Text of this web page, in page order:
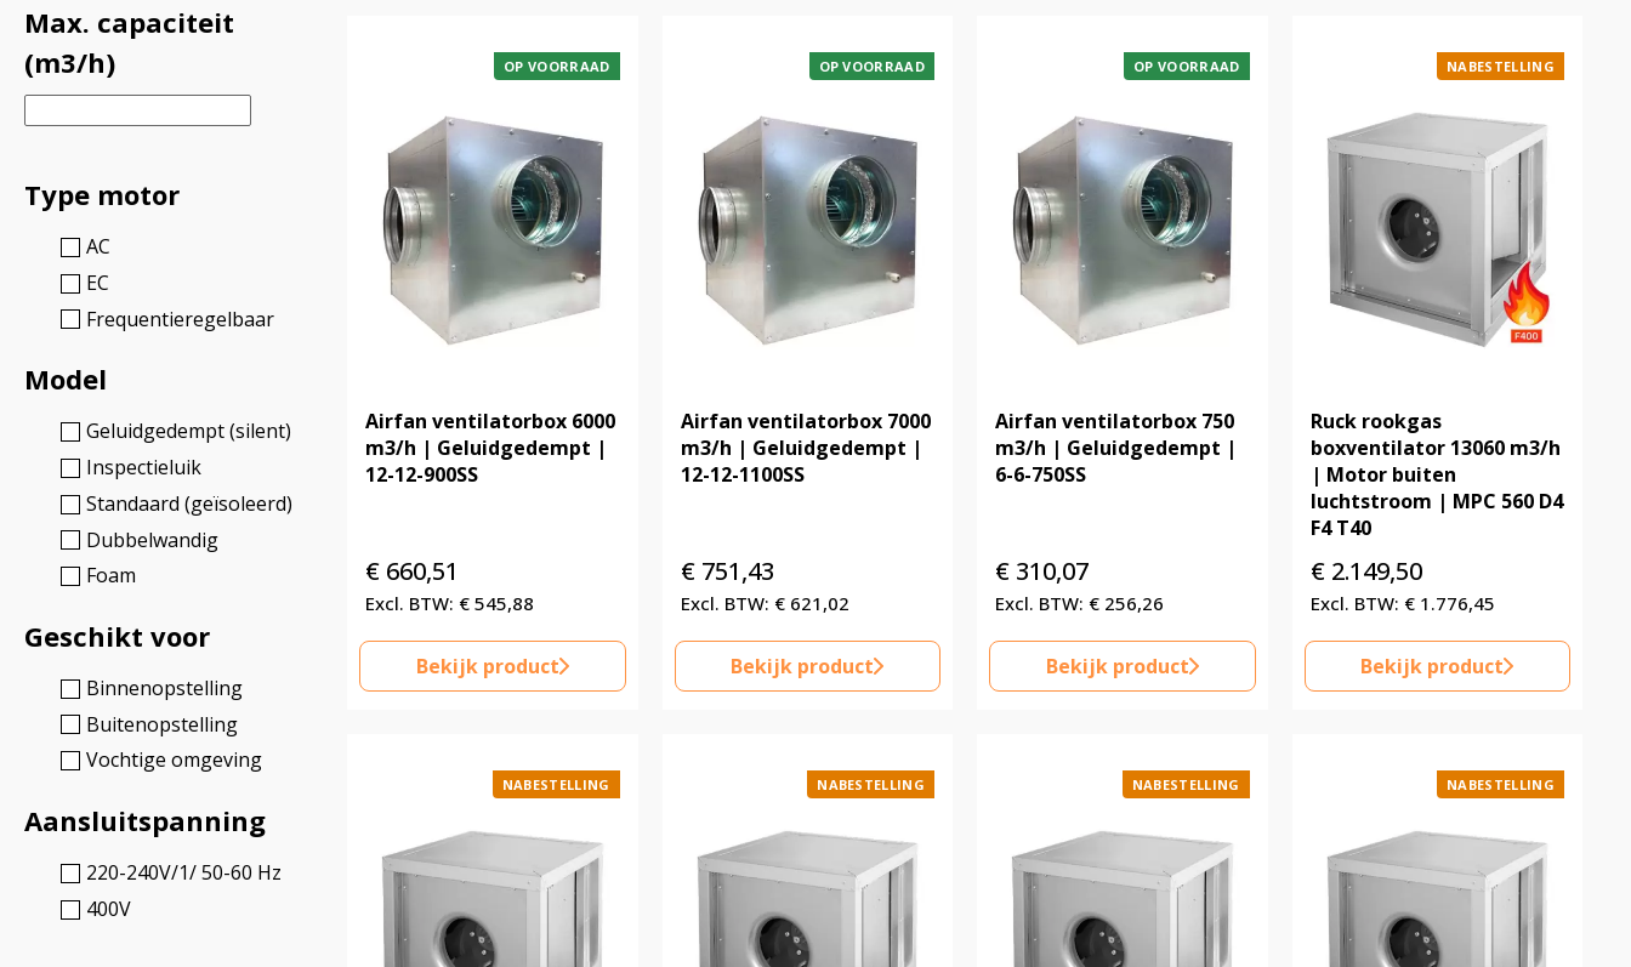
Max. capaciteit
(m3/h)
Type motor
AC
EC
Frequentieregelbaar
Model
Geluidgedempt (silent)
Inspectieluik
Standaard (geïsoleerd)
Dubbelwandig
Foam
Geschikt voor
Binnenopstelling
Buitenopstelling
Vochtige omgeving
Aansluitspanning
220-240V/1/ 50-60 Hz
400V
OP VOORRAAD
Airfan ventilatorbox 6000
m3/h | Geluidgedempt |
12-12-900SS
€ 660,51
€ 545,88
Bekijk product
OP VOORRAAD
Airfan ventilatorbox 7000
m3/h | Geluidgedempt |
12-12-1100SS
€751,43
€621,02
Bekijk product
OP VOORRAAD
Airfan ventilatorbox 750
m3/h | Geluidgedempt |
6-6-750SS
€ 310,07
€ 256,26
Bekijk product
NABESTELLING
Ruck rookgas
boxventilator 13060 m3/h
| Motor buiten
luchtstroom | MPC 560 D4
F4 T40
€2.149,50
€1.776,45
Bekijk product
NABESTELLING NABESTELLING NABESTELLING NABESTELLING